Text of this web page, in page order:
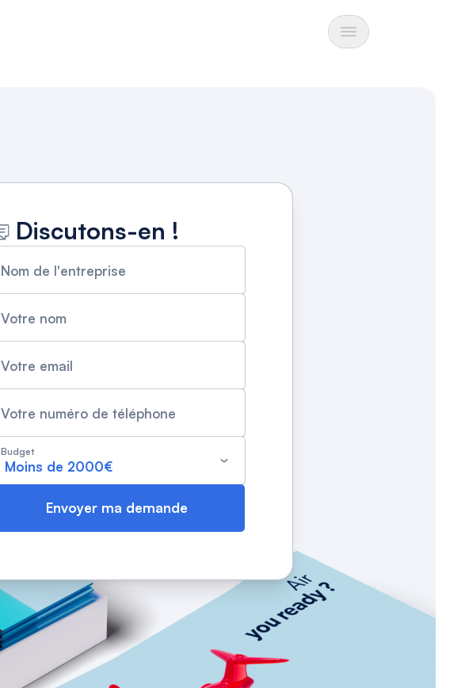
Discutons-en !
Nom de l'entreprise
Votre nom
Votre email
Votre numéro de téléphone
Budget
Envoyer ma demande